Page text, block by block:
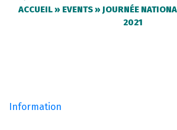
ACCUEIL» EVENTS» JOURNÉE
2021
Information